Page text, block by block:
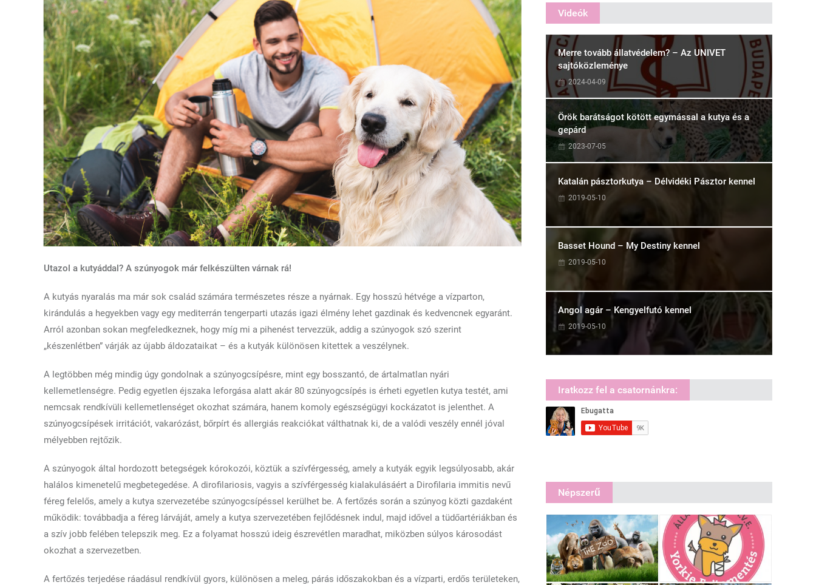
Utazol a kutyáddal? A szúnyogok már felkészülten várnak rá!
A kutyás nyaralás ma már sok család számára természetes része a nyárnak. Egy hosszú hétvége a vízparton,
kirándulás a hegyekben vagy egy mediterrán tengerparti utazás igazi élmény lehet gazdinak és kedvencnek egyaránt.
Arról azonban sokan megfeledkeznek, hogy míg mi a pihenést tervezzük, addig a szúnyogok szó szerint
„készenlétben” várják az újabb áldozataikat – és a kutyák különösen kitettek a veszélynek.
A legtöbben még mindig úgy gondolnak a szúnyogcsípésre, mint egy bosszantó, de ártalmatlan nyári
kellemetlenségre. Pedig egyetlen éjszaka leforgása alatt akár 80 szúnyogcsípés is érheti egyetlen kutya testét, ami
nemcsak rendkívüli kellemetlenséget okozhat számára, hanem komoly egészségügyi kockázatot is jelenthet. A
szúnyogcsípések irritációt, vakarózást, bőrpírt és allergiás reakciókat válthatnak ki, de a valódi veszély ennél jóval
mélyebben rejtőzik.
A szúnyogok által hordozott betegségek kórokozói, köztük a szívférgesség, amely a kutyák egyik legsúlyosabb, akár
halálos kimenetelű megbetegedése. A dirofilariosis, vagyis a szívférgesség kialakulásáért a Dirofilaria immitis nevű
féreg felelős, amely a kutya szervezetébe szúnyogcsípéssel kerülhet be. A fertőzés során a szúnyog közti gazdaként
működik: továbbadja a féreg lárváját, amely a kutya szervezetében fejlődésnek indul, majd idővel a tüdőartériákban és
a szív jobb felében telepszik meg. Ez a folyamat hosszú ideig észrevétlen maradhat, miközben súlyos károsodást
okozhat a szervezetben.
A fertőzés terjedése ráadásul rendkívül gyors, különösen a meleg, párás időszakokban és a vízparti, erdős területeken,
Videók
Merre tovább állatvédelem? – Az UNIVET
sajtóközleménye
2024-04-09
Örök barátságot kötött egymással a kutya és a
gepárd
2023-07-05
Katalán pásztorkutya – Délvidéki Pásztor kennel
2019-05-10
Basset Hound – My Destiny kennel
2019-05-10
Angol agár – Kengyelfutó kennel
2019-05-10
Iratkozz fel a csatornánkra:
Népszerű